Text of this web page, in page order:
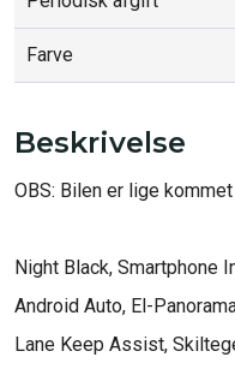
Farve
Beskrivelse
OBS: Bilen er lige
Night Black, Smartphone
Android Auto, El-
Lane Keep Assist,